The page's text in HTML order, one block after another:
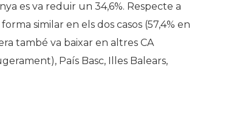
es va reduir un 34,6%. Respecte a
similar en els dos casos (57,4% en
també va baixar en altres CA
País Basc, Illes Balears,